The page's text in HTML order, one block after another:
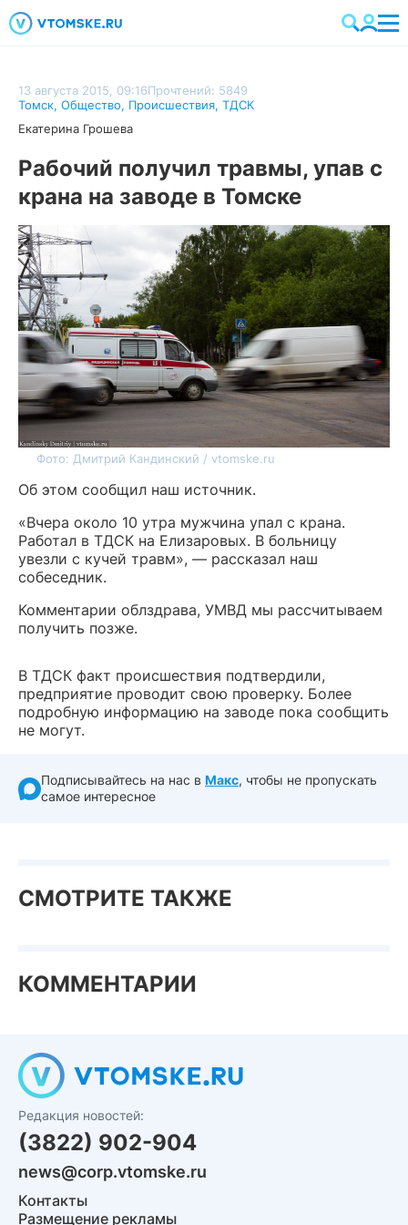
13 августа 2015, 09:16Прочтений: 5849
Томск, Общество, Происшествия, ТДСК
Екатерина Грошева
Рабочий получил травмы, упав с
крана на заводе в Томске
Фото: Дмитрий Кандинский / vtomske.ru
Об этом сообщил наш источник.
«Вчера около 10 утра мужчина упал с крана.
Работал в ТДСК на Елизаровых. В больницу
увезли с кучей травм», — рассказал наш
собеседник.
Комментарии облздрава, УМВД мы рассчитываем
получить позже.
В ТДСК факт происшествия подтвердили,
предприятие проводит свою проверку. Более
подробную информацию на заводе пока сообщить
не могут.
Подписывайтесь на нас в Макс, чтобы не пропускать
самое интересное
СМОТРИТЕ ТАКЖЕ
КОММЕНТАРИИ
Редакция новостей:
(3822) 902-904
news@corp.vtomske.ru
Контакты
Размещение рекламы